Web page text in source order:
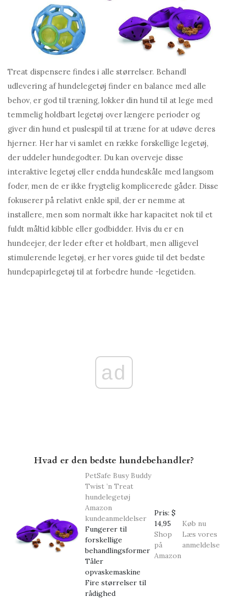
Treat dispensere findes i alle størrelser. Behandl
udlevering af hundelegetøj finder en balance med alle
behov, er god til træning, lokker din hund til at lege med
temmelig holdbart legetøj over længere perioder og
giver din hund et puslespil til at træne for at udøve deres
hjerner. Her har vi samlet en række forskellige legetøj,
der uddeler hundegodter. Du kan overveje disse
interaktive legetøj eller endda hundeskåle med langsom
foder, men de er ikke frygtelig komplicerede gåder. Disse
fokuserer på relativt enkle spil, der er nemme at
installere, men som normalt ikke har kapacitet nok til et
fuldt måltid kibble eller godbidder. Hvis du er en
hundeejer, der leder efter et holdbart, men alligevel
stimulerende legetøj, er her vores guide til det bedste
hundepapirlegetøj til at forbedre hunde -legetiden.
ad
Hvad er den bedste hundebehandler?
PetSafe Busy Buddy
Twist ’n Treat
hundelegetøj
Amazon
kundeanmeldelser
Fungerer til
forskellige
behandlingsformer
Tåler
opvaskemaskine
Fire størrelser til
rådighed
Pris: $
14,95
Shop
på
Amazon
Køb nu
Læs vores
anmeldelse